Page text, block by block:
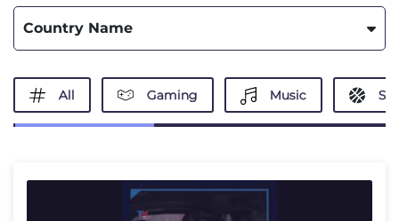
Country Name
All Gaming Music